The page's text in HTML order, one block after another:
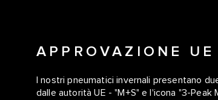
APPROVAZIONE UE
I nostri pneumatici invernali presentano
dalle autorità UE - "M+S" e l'icona "3-Peak